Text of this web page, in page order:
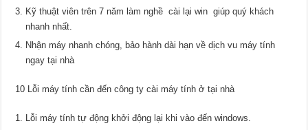
Kỹ thuật viên trên 7 năm làm nghề cài lại win giúp quý khách
nhanh nhất.
Nhận máy nhanh chóng, bảo hành dài hạn về dịch vu máy tính
ngay tại nhà
10 Lỗi máy tính cần đến công ty cài máy tính ở tại nhà
Lỗi máy tính tự động khởi động lại khi vào đến windows.